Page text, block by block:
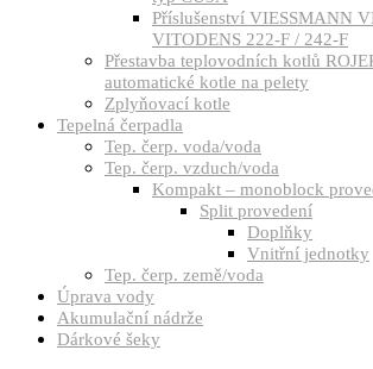
Příslušenství VIESSMANN
VITODENS 222-F / 242-F
Přestavba teplovodních kotlů
automatické kotle na pelety
Zplyňovací kotle
Tepelná čerpadla
Tep. čerp. voda/voda
Tep. čerp. vzduch/voda
Kompakt – monoblock
Split provedení
Doplňky
Vnitřní jednotky
Tep. čerp. země/voda
Úprava vody
Akumulační nádrže
Dárkové šeky